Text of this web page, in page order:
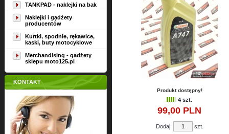
TANKPAD - naklejki na bak
Naklejki i gadżety
producentów
Kurtki, spodnie, rękawice,
kaski, buty motocyklowe
Merchandising - gadżety
sklepu moto125.pl
KONTAKT
Produkt dostępny!
4 szt.
99,00 PLN
Dodaj: szt.